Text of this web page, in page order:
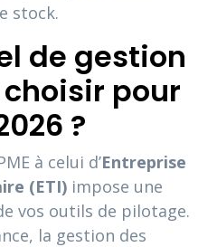
stock.
de gestion
pour
?
à celui d’Entreprise
(ETI) impose une
vos outils de pilotage.
la gestion des